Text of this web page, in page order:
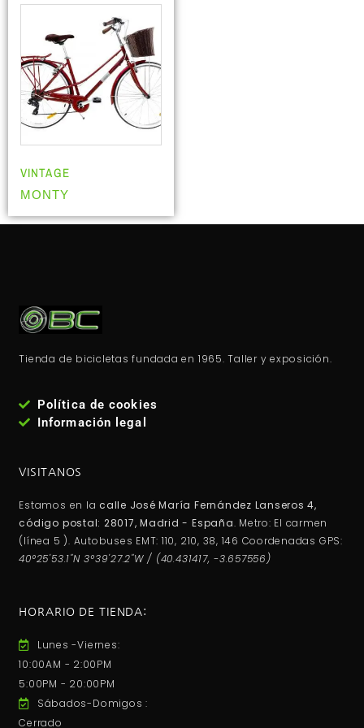
VINTAGE
MONTY
Tienda de bicicletas fundada en 1965. Taller y exposición.
Política de cookies
Información legal
VISITANOS
Estamos en la calle José María Fernández Lanseros 4,
código postal: 28017, Madrid - España. Metro: El carmen
(línea 5 ). Autobuses EMT: 110, 210, 38, 146 Coordenadas GPS:
40°25'53.1"N 3°39'27.2"W / (40.431417, -3.657556)
HORARIO DE TIENDA:
Lunes -Viernes:
10:00AM - 2:00PM
5:00PM - 20:00PM
Sábados-Domigos :
Cerrado